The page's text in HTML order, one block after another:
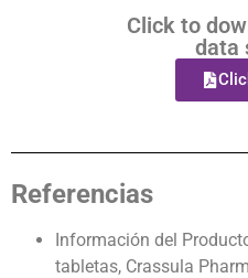
Click to
data
Referencias
Información del
tabletas, Crassula